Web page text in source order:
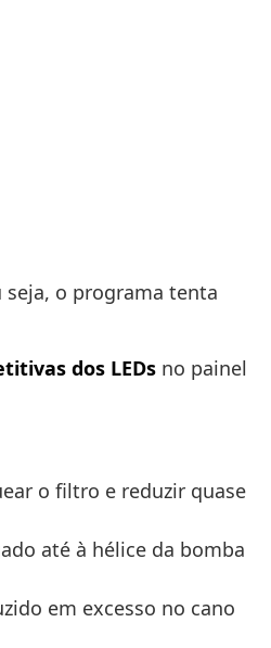
seja, o programa tenta
dos LEDs no painel
o filtro e reduzir quase
até à hélice da bomba
em excesso no cano